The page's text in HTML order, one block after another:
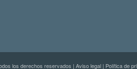
los derechos reservados | Aviso legal| Política de